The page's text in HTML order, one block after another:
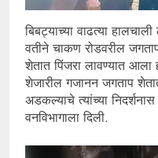
बिबट्याच्या वाढत्या
वतीने चाकण रोडवरील
शेतात पिंजरा लावण्यात आला
शेजारील गजानन जगताप
अडकल्याचे त्यांच्या
वनविभागाला दिली.